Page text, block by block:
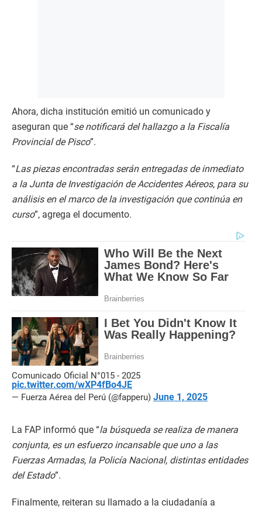
Ahora, dicha institución emitió un comunicado y
aseguran que “se notificará del hallazgo a la Fiscalía
Provincial de Pisco”.
“Las piezas encontradas serán entregadas de inmediato
a la Junta de Investigación de Accidentes Aéreos, para su
análisis en el marco de la investigación que continúa en
curso”, agrega el documento.
Comunicado Oficial N°015 - 2025
pic.twitter.com/wXP4fBo4JE
— Fuerza Aérea del Perú (@fapperu) June 1, 2025
La FAP informó que “la búsqueda se realiza de manera
conjunta, es un esfuerzo incansable que uno a las
Fuerzas Armadas, la Policía Nacional, distintas entidades
del Estado”.
Finalmente, reiteran su llamado a la ciudadanía a